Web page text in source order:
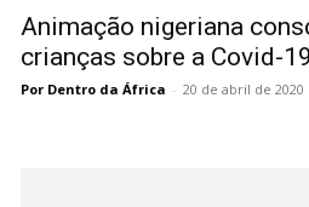
Animação nigeriana
crianças sobre a Covid-19
Por Dentro da África - 20 de abril de 2020